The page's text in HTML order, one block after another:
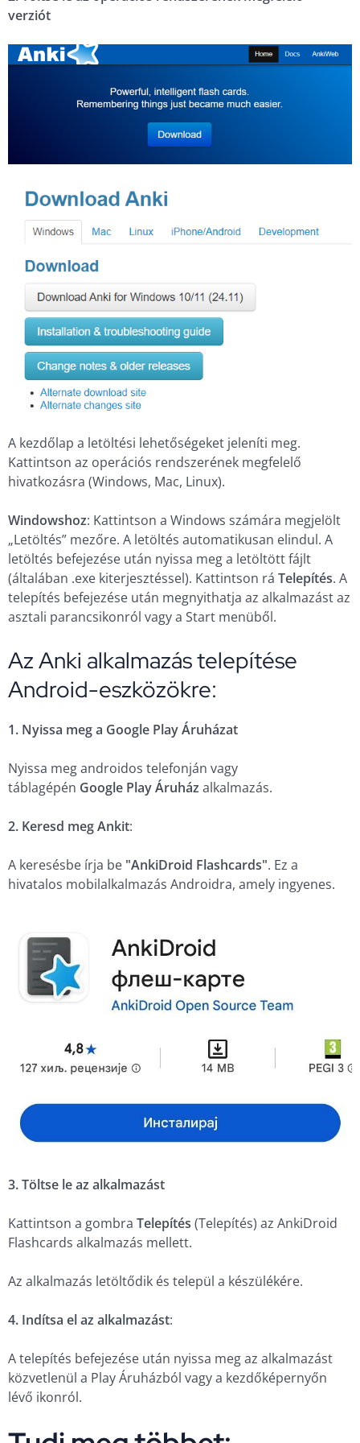
verziót
A kezdőlap a letöltési lehetőségeket jeleníti meg.
Kattintson az operációs rendszerének megfelelő
hivatkozásra (Windows, Mac, Linux).
Windowshoz: Kattintson a Windows számára megjelölt
„Letöltés” mezőre. A letöltés automatikusan elindul. A
letöltés befejezése után nyissa meg a letöltött fájlt
(általában .exe kiterjesztéssel). Kattintson rá Telepítés. A
telepítés befejezése után megnyithatja az alkalmazást az
asztali parancsikonról vagy a Start menüből.
Az Anki alkalmazás telepítése
Android-eszközökre:
1. Nyissa meg a Google Play Áruházat
Nyissa meg androidos telefonján vagy
táblagépén Google Play Áruház alkalmazás.
2. Keresd meg Ankit:
A keresésbe írja be "AnkiDroid Flashcards". Ez a
hivatalos mobilalkalmazás Androidra, amely ingyenes.
3. Töltse le az alkalmazást
Kattintson a gombra Telepítés (Telepítés) az AnkiDroid
Flashcards alkalmazás mellett.
Az alkalmazás letöltődik és települ a készülékére.
4. Indítsa el az alkalmazást:
A telepítés befejezése után nyissa meg az alkalmazást
közvetlenül a Play Áruházból vagy a kezdőképernyőn
lévő ikonról.